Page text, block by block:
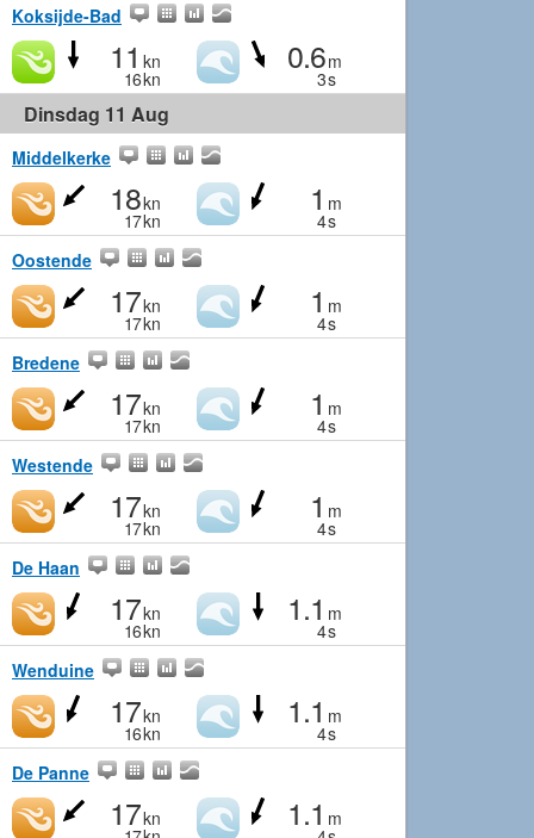
Koksijde-Bad
11 kn
16kn
0.6m
3s
Dinsdag 11 Aug
Middelkerke
18kn
17kn
1 m
4s
Oostende
17kn
17kn
1 m
4s
Bredene
17kn
17kn
1 m
4s
Westende
17kn
17kn
1 m
4s
De Haan
17kn
16kn
1.1 m
4s
Wenduine
17kn
16kn
1.1 m
4s
De Panne
17kn 1.1 m